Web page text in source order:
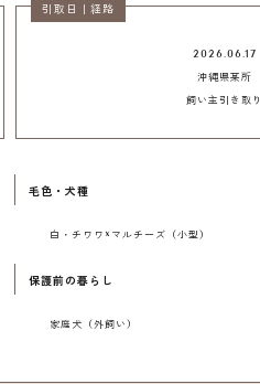
引取日｜経路
2026.06.17
沖縄県某所
飼い主引き取り
毛色・犬種
白・チワワ×マルチーズ（小型）
保護前の暮らし
家庭犬（外飼い）